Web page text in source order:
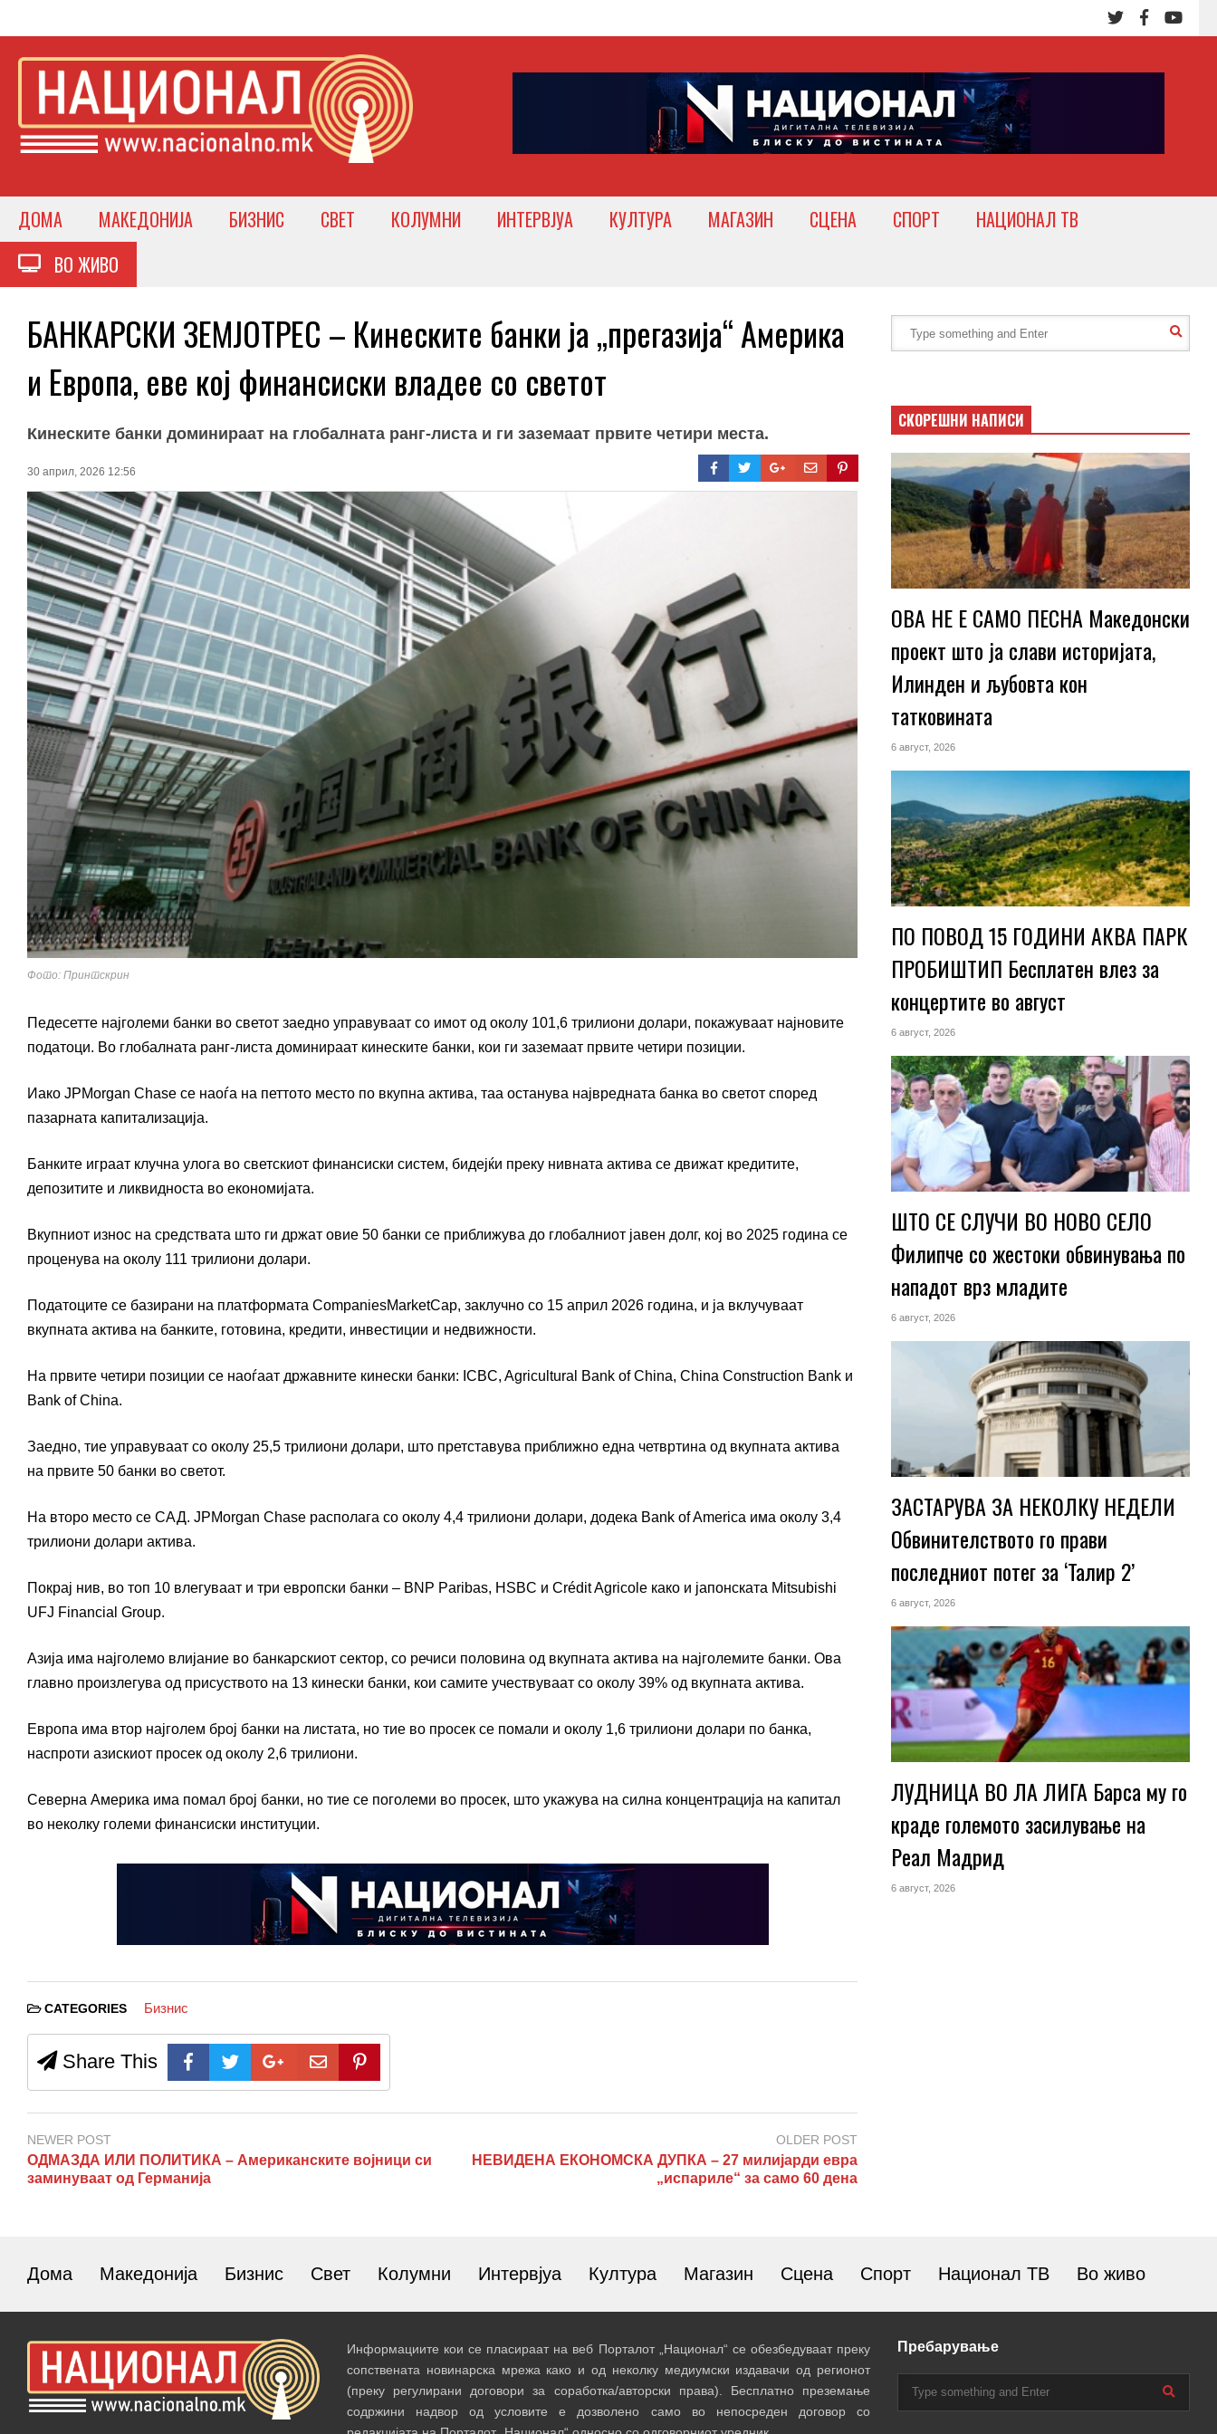
ДОМА МАКЕДОНИЈА БИЗНИС СВЕТ КОЛУМНИ ИНТЕРВЈУА КУЛТУРА МАГАЗИН СЦЕНА СПОРТ
НАЦИОНАЛ ТВ
ВО ЖИВО
БАНКАРСКИ ЗЕМЈОТРЕС – Кинеските банки ја „прегазија“ Америка
и Европа, еве кој финансиски владее со светот
Кинеските банки доминираат на глобалната ранг-листа и ги заземаат првите четири места.
30 април, 2026 12:56
Фото: Принтскрин
Педесетте најголеми банки во светот заедно управуваат со имот од околу 101,6 трилиони долари, покажуваат најновите
податоци. Во глобалната ранг-листа доминираат кинеските банки, кои ги заземаат првите четири позиции.
Иако JPMorgan Chase се наоѓа на петтото место по вкупна актива, таа останува највредната банка во светот според
пазарната капитализација.
Банките играат клучна улога во светскиот финансиски систем, бидејќи преку нивната актива се движат кредитите,
депозитите и ликвидноста во економијата.
Вкупниот износ на средствата што ги држат овие 50 банки се приближува до глобалниот јавен долг, кој во 2025 година се
проценува на околу 111 трилиони долари.
Податоците се базирани на платформата CompaniesMarketCap, заклучно со 15 април 2026 година, и ја вклучуваат
вкупната актива на банките, готовина, кредити, инвестиции и недвижности.
На првите четири позиции се наоѓаат државните кинески банки: ICBC, Agricultural Bank of China, China Construction Bank и
Bank of China.
Заедно, тие управуваат со околу 25,5 трилиони долари, што претставува приближно една четвртина од вкупната актива
на првите 50 банки во светот.
На второ место се САД. JPMorgan Chase располага со околу 4,4 трилиони долари, додека Bank of America има околу 3,4
трилиони долари актива.
Покрај нив, во топ 10 влегуваат и три европски банки – BNP Paribas, HSBC и Crédit Agricole како и јапонската Mitsubishi
UFJ Financial Group.
Азија има најголемо влијание во банкарскиот сектор, со речиси половина од вкупната актива на најголемите банки. Ова
главно произлегува од присуството на 13 кинески банки, кои самите учествуваат со околу 39% од вкупната актива.
Европа има втор најголем број банки на листата, но тие во просек се помали и околу 1,6 трилиони долари по банка,
наспроти азискиот просек од околу 2,6 трилиони.
Северна Америка има помал број банки, но тие се поголеми во просек, што укажува на силна концентрација на капитал
во неколку големи финансиски институции.
CATEGORIES Бизнис
Share This
NEWER POST
ОДМАЗДА ИЛИ ПОЛИТИКА – Американските војници си
заминуваат од Германија
OLDER POST
НЕВИДЕНА ЕКОНОМСКА ДУПКА – 27 милијарди евра
„испариле“ за само 60 дена
СКОРЕШНИ НАПИСИ
ОВА НЕ Е САМО ПЕСНА Македонски
проект што ја слави историјата,
Илинден и љубовта кон
татковината
6 август, 2026
ПО ПОВОД 15 ГОДИНИ АКВА ПАРК
ПРОБИШТИП Бесплатен влез за
концертите во август
6 август, 2026
ШТО СЕ СЛУЧИ ВО НОВО СЕЛО
Филипче со жестоки обвинувања по
нападот врз младите
6 август, 2026
ЗАСТАРУВА ЗА НЕКОЛКУ НЕДЕЛИ
Обвинителството го прави
последниот потег за ‘Талир 2’
6 август, 2026
ЛУДНИЦА ВО ЛА ЛИГА Барса му го
краде големото засилување на
Реал Мадрид
6 август, 2026
Дома Македонија Бизнис Свет Колумни Интервјуа Култура Магазин Сцена Спорт Национал ТВ Во живо
Информациите кои се пласираат на веб Порталот „Национал“ се обезбедуваат преку
сопствената новинарска мрежа како и од неколку медиумски издавачи од регионот
(преку регулирани договори за соработка/авторски права). Бесплатно преземање
содржини надвор од условите е дозволено само во непосреден договор со
Пребарување